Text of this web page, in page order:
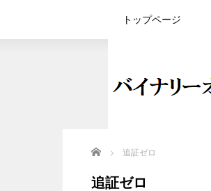
トップページ
Home 追証ゼロ
追証ゼロ